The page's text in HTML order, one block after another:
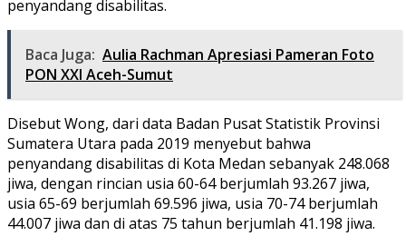
penyandang disabilitas.
Baca Juga: Aulia Rachman Apresiasi Pameran Foto
PON XXI Aceh-Sumut
Disebut Wong, dari data Badan Pusat Statistik Provinsi
Sumatera Utara pada 2019 menyebut bahwa
penyandang disabilitas di Kota Medan sebanyak 248.068
jiwa, dengan rincian usia 60-64 berjumlah 93.267 jiwa,
usia 65-69 berjumlah 69.596 jiwa, usia 70-74 berjumlah
44.007 jiwa dan di atas 75 tahun berjumlah 41.198 jiwa.